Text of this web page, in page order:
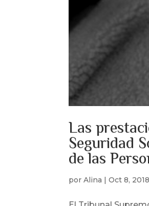
Las
Seguridad
de las
porAlina |Oct 8, 2018